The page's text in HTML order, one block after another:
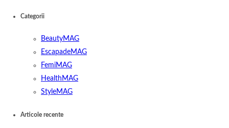
Categorii
BeautyMAG
EscapadeMAG
FemiMAG
HealthMAG
StyleMAG
Articole recente